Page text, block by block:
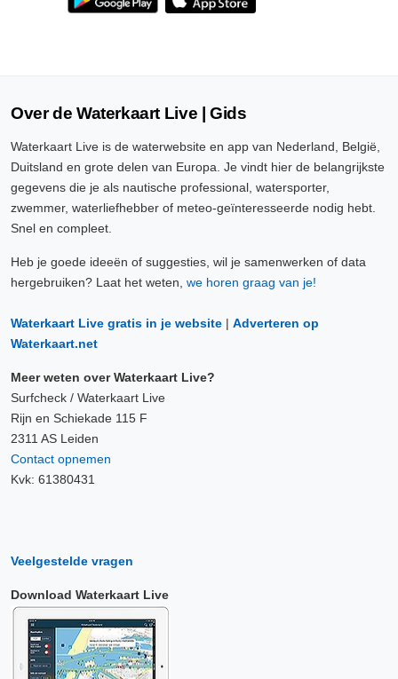
Over de Waterkaart Live | Gids
Waterkaart Live is de waterwebsite en app van Nederland, België,
Duitsland en grote delen van Europa. Je vindt hier de belangrijkste
gegevens die je als nautische professional, watersporter,
zwemmer, waterliefhebber of meteo-geïnteresseerde nodig hebt.
Snel en compleet.
Heb je goede ideeën of suggesties, wil je samenwerken of data
hergebruiken? Laat het weten, we horen graag van je!
Waterkaart Live gratis in je website | Adverteren op
Waterkaart.net
Meer weten over Waterkaart Live?
Surfcheck / Waterkaart Live
Rijn en Schiekade 115 F
2311 AS Leiden
Contact opnemen
Kvk: 61380431
Veelgestelde vragen
Download Waterkaart Live